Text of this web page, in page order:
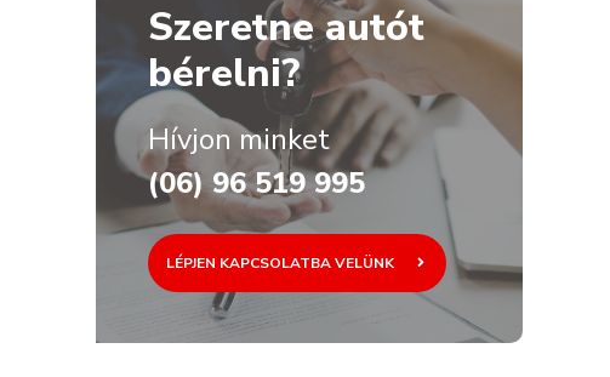
Szeretne autót
bérelni?
Hívjon minket
(06) 96 519 995
LÉPJEN KAPCSOLATBA VELÜNK